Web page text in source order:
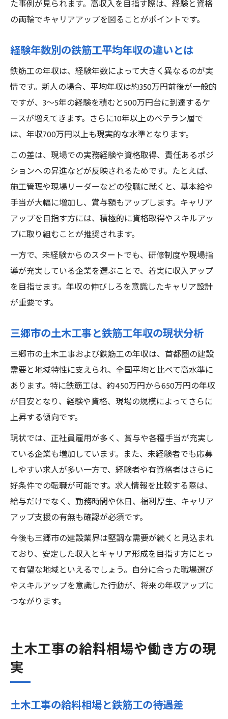
た事例が見られます。高収入を目指す際は、経験と資格
の両輪でキャリアアップを図ることがポイントです。
経験年数別の鉄筋工平均年収の違いとは
鉄筋工の年収は、経験年数によって大きく異なるのが実
情です。新人の場合、平均年収は約350万円前後が一般的
ですが、3～5年の経験を積むと500万円台に到達するケ
ースが増えてきます。さらに10年以上のベテラン層で
は、年収700万円以上も現実的な水準となります。
この差は、現場での実務経験や資格取得、責任あるポジ
ションへの昇進などが反映されるためです。たとえば、
施工管理や現場リーダーなどの役職に就くと、基本給や
手当が大幅に増加し、賞与額もアップします。キャリア
アップを目指す方には、積極的に資格取得やスキルアッ
プに取り組むことが推奨されます。
一方で、未経験からのスタートでも、研修制度や現場指
導が充実している企業を選ぶことで、着実に収入アップ
を目指せます。年収の伸びしろを意識したキャリア設計
が重要です。
三郷市の土木工事と鉄筋工年収の現状分析
三郷市の土木工事および鉄筋工の年収は、首都圏の建設
需要と地域特性に支えられ、全国平均と比べて高水準に
あります。特に鉄筋工は、約450万円から650万円の年収
が目安となり、経験や資格、現場の規模によってさらに
上昇する傾向です。
現状では、正社員雇用が多く、賞与や各種手当が充実し
ている企業も増加しています。また、未経験者でも応募
しやすい求人が多い一方で、経験者や有資格者はさらに
好条件での転職が可能です。求人情報を比較する際は、
給与だけでなく、勤務時間や休日、福利厚生、キャリア
アップ支援の有無も確認が必須です。
今後も三郷市の建設業界は堅調な需要が続くと見込まれ
ており、安定した収入とキャリア形成を目指す方にとっ
て有望な地域といえるでしょう。自分に合った職場選び
やスキルアップを意識した行動が、将来の年収アップに
つながります。
土木工事の給料相場や働き方の現
実
土木工事の給料相場と鉄筋工の待遇差